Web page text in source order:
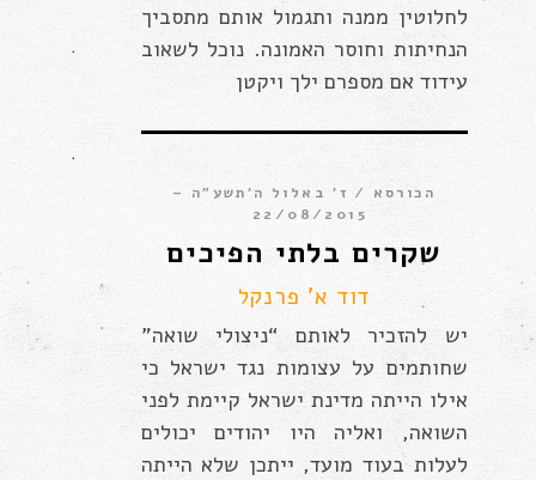
לחלוטין ממנה ותגמול אותם מתסביך
הנחיתות וחוסר האמונה. נוכל לשאוב
עידוד אם מספרם ילך ויקטן
הכורסא
ז׳ באלול ה׳תשע״ה –
22/08/2015
שקרים בלתי הפיכים
דוד א' פרנקל
יש להזכיר לאותם “ניצולי שואה”
שחותמים על עצומות נגד ישראל כי
אילו הייתה מדינת ישראל קיימת לפני
השואה, ואליה היו יהודים יכולים
לעלות בעוד מועד, ייתכן שלא הייתה